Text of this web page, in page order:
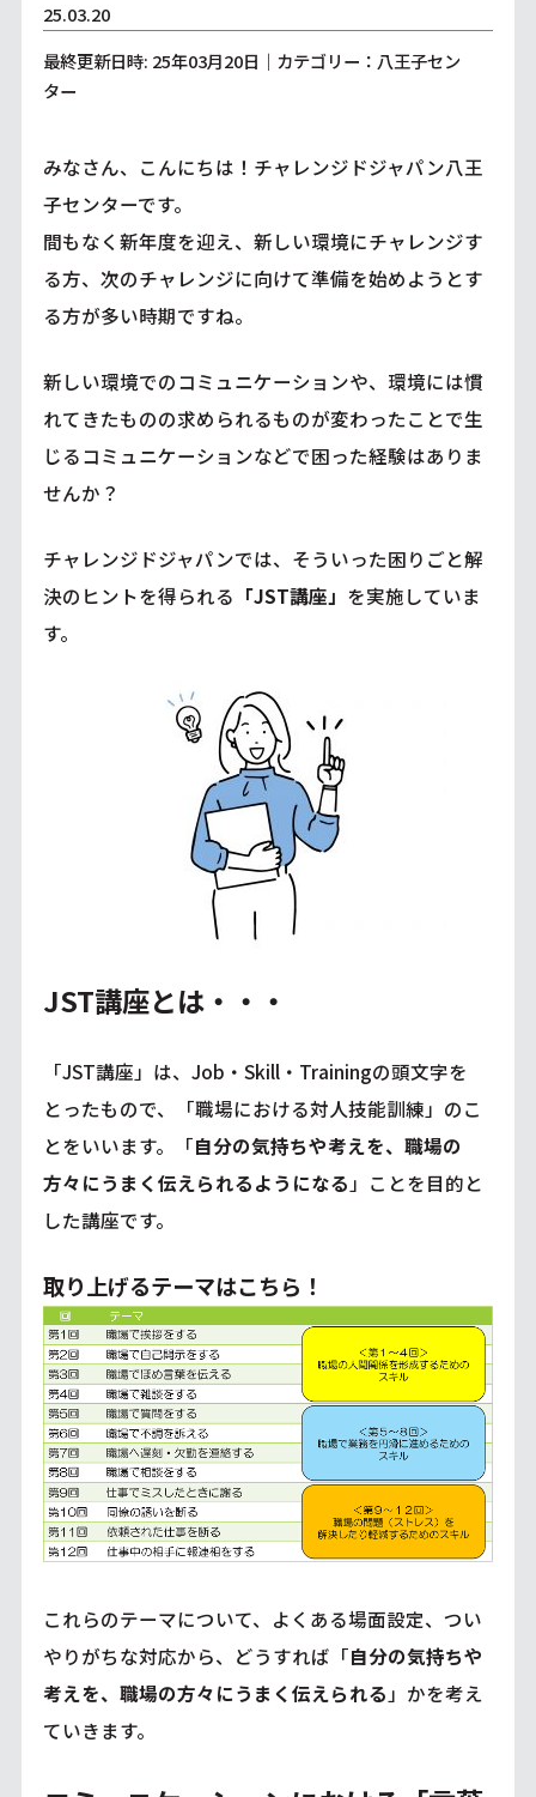
25.03.20
最終更新日時: 25年03月20日｜カテゴリー：八王子セン
ター
みなさん、こんにちは！チャレンジドジャパン八王
子センターです。
間もなく新年度を迎え、新しい環境にチャレンジす
る方、次のチャレンジに向けて準備を始めようとす
る方が多い時期ですね。
新しい環境でのコミュニケーションや、環境には慣
れてきたものの求められるものが変わったことで生
じるコミュニケーションなどで困った経験はありま
せんか？
チャレンジドジャパンでは、そういった困りごと解
決のヒントを得られる 「JST講座」 を実施していま
す。
JST講座とは・・・
「JST講座」は、Job・Skill・Trainingの頭文字を
とったもので、「職場における対人技能訓練」のこ
とをいいます。「自分の気持ちや考えを、職場の
方々にうまく伝えられるようになる 」ことを目的と
した講座です。
取り上げるテーマはこちら！
これらのテーマについて、よくある場面設定、つい
やりがちな対応から、どうすれば「自分の気持ちや
考えを、職場の方々にうまく伝えられる 」かを考え
ていきます。